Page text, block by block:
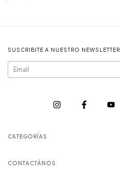
SUSCRIBITE A NUESTRO NEWSLETTER
CATEGORÍAS
CONTACTÁNOS